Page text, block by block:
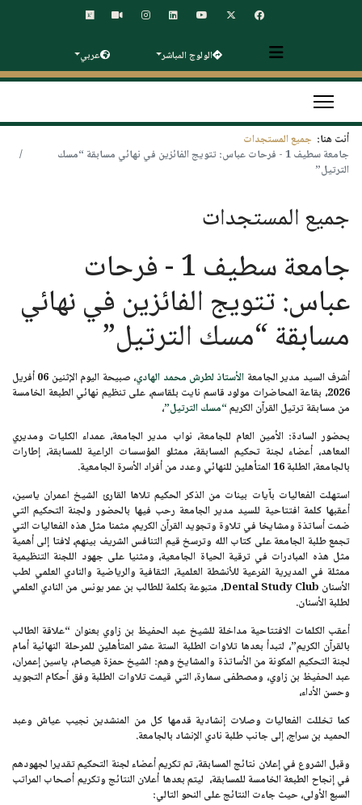
الولوج المباشر عربي
أنت هنا: جميع المستجدات
جامعة سطيف 1 - فرحات عباس: تتويج الفائزين في نهائي مسابقة “مسك
الترتيل”
جميع المستجدات
جامعة سطيف 1 - فرحات
عباس: تتويج الفائزين في نهائي
مسابقة “مسك الترتيل”
أشرف السيد مدير الجامعة الأستاذ لطرش محمد الهادي، صبيحة اليوم
الإثنين 06 أفريل
2026، بقاعة المحاضرات مولود قاسم نايت بلقاسم، على تنظيم نهائي الطبعة الخامسة
من مسابقة ترتيل القرآن الكريم“مسك الترتيل”،
بحضور السادة: الأمين العام للجامعة، نواب مدير الجامعة، عمداء الكليات ومديري
المعاهد، أعضاء لجنة تحكيم المسابقة، ممثلو المؤسسات الراعية للمسابقة، إطارات
بالجامعة، الطلبة16 المتأهلين للنهائي
وعدد من أفراد الأسرة الجامعية.
استهلت الفعاليات بآيات بينات من الذكر الحكيم تلاها القارئ الشيخ اعمران ياسين،
أعقبها كلمة افتتاحية للسيد مدير الجامعة رحب فيها بالحضور ولجنة التحكيم التي
ضمت أساتذة ومشايخا في تلاوة وتجويد القرآن الكريم، مثمنا مثل هذه الفعاليات التي
تجمع طلبة الجامعة على كتاب الله وترسخ قيم التنافس الشريف بينهم، لافتا إلى أهمية
مثل هذه المبادرات في ترقية الحياة الجامعية، ومثنيا على جهود اللجنة التنظيمية
ممثلة في المديرية الفرعية للأنشطة العلمية، الثقافية والرياضية والنادي العلمي لطب
الأسنان Dental Study Club، متبوعة بكلمة للطالب بن عمر يونس من النادي العلمي
لطلبة الأسنان.
أعقب الكلمات الافتتاحية مداخلة للشيخ عبد الحفيظ بن زاوي بعنوان “علاقة الطالب
بالقرآن الكريم”، لتبدأ بعدها تلاوات الطلبة الستة عشر المتأهلين للمرحلة النهائية أمام
لجنة التحكيم المكونة من الأساتذة والمشايخ وهم: الشيخ حمزة هيصام، ياسين إعمران،
عبد الحفيظ بن زاوي، ومصطفى سمارة، التي قيمت تلاوات الطلبة وفق أحكام التجويد
وحسن الأداء،
كما تخللت الفعاليات وصلات إنشادية قدمها كل من المنشدين نجيب عياش وعبد
الحميد بن سراج، إلى جانب طلبة نادي الإنشاد بالجامعة.
وقبل الشروع في إعلان نتائج المسابقة، تم تكريم أعضاء لجنة التحكيم تقديرا لجهودهم
في إنجاح الطبعة الخامسة للمسابقة، ليتم بعدها أعلان النتائج وتكريم أصحاب المراتب
السبع الأولى، حيث جاءت النتائج على النحو التالي: